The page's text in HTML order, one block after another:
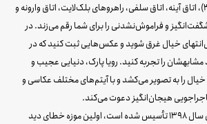
مانند تصاویر سه‌بعدی (3D)، اتاق آینه، اتاق سلفی، راهروهای بلک‌لایت، اتاق وارونه و
و فراموش‌نشدنی را برای شما رقم می‌زند. در
خیال غرق شوید و عکس‌هایی ثبت کنید که در
را تجربه کنید. رویا پارک، دنیایی عجیب و
را به تصویر می‌کشد و با آیتم‌های مختلف عکاسی و
هیجان‌انگیز دعوت می‌کند.
این مجموعه که در فروردین سال 1398 تأسیس شده است، اولین موزه خطای دید